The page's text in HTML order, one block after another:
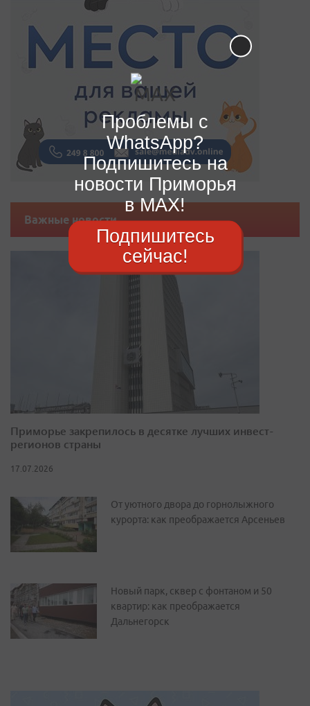
Важные новости
Приморье закрепилось в десятке лучших инвест-
регионов страны
17.07.2026
От уютного двора до горнолыжного
курорта: как преображается Арсеньев
Новый парк, сквер с фонтаном и 50
квартир: как преображается
Дальнегорск
Проблемы с
WhatsApp?
Подпишитесь на
новости Приморья
в MAX!
Подпишитесь
сейчас!